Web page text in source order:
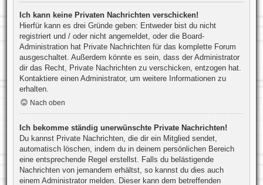
Ich kann keine Privaten Nachrichten verschicken!
Hierfür kann es drei Gründe geben: Entweder bist du nicht
registriert und / oder nicht angemeldet, oder die Board-
Administration hat Private Nachrichten für das komplette Forum
ausgeschaltet. Außerdem könnte es sein, dass der Administrator
dir das Recht, Private Nachrichten zu verschicken, entzogen hat.
Kontaktiere einen Administrator, um weitere Informationen zu
erhalten.
Nach oben
Ich bekomme ständig unerwünschte Private Nachrichten!
Du kannst Private Nachrichten, die dir ein Mitglied sendet,
automatisch löschen, indem du in deinem persönlichen Bereich
eine entsprechende Regel erstellst. Falls du belästigende
Nachrichten von jemandem erhältst, so kannst du dies auch
einem Administrator melden. Dieser kann dem betreffenden